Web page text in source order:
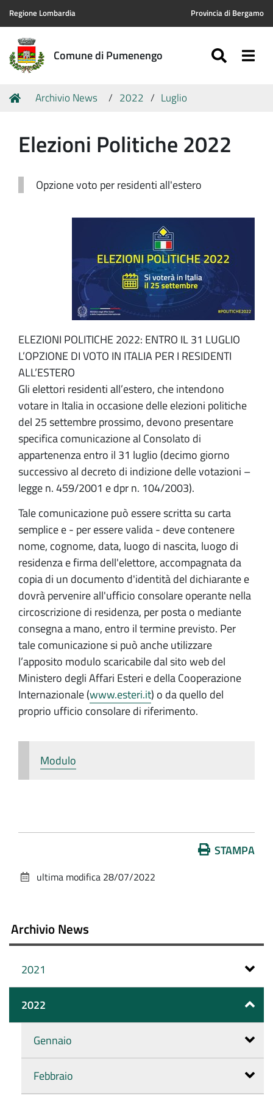
Regione Lombardia Provincia di Bergamo
Comune di Pumenengo
Tu
Home
Archivio News 2022 Luglio
Elezioni Politiche 2022
Opzione voto per residenti all'estero
ELEZIONI POLITICHE 2022: ENTRO IL 31 LUGLIO
L’OPZIONE DI VOTO IN ITALIA PER I RESIDENTI
ALL’ESTERO
Gli elettori residenti all’estero, che intendono
votare in Italia in occasione delle elezioni politiche
del 25 settembre prossimo, devono presentare
specifica comunicazione al Consolato di
appartenenza entro il 31 luglio (decimo giorno
successivo al decreto di indizione delle votazioni –
legge n. 459/2001 e dpr n. 104/2003).
Tale comunicazione può essere scritta su carta
semplice e - per essere valida - deve contenere
nome, cognome, data, luogo di nascita, luogo di
residenza e firma dell'elettore, accompagnata da
copia di un documento d'identità del dichiarante e
dovrà pervenire all'ufficio consolare operante nella
circoscrizione di residenza, per posta o mediante
consegna a mano, entro il termine previsto. Per
tale comunicazione si può anche utilizzare
l’apposito modulo scaricabile dal sito web del
Ministero degli Affari Esteri e della Cooperazione
Internazionale (www.esteri.it) o da quello del
proprio ufficio consolare di riferimento.
Modulo
documento
STAMPA
ultima modifica 28/07/2022
Archivio News
2021
2022
Gennaio
Febbraio